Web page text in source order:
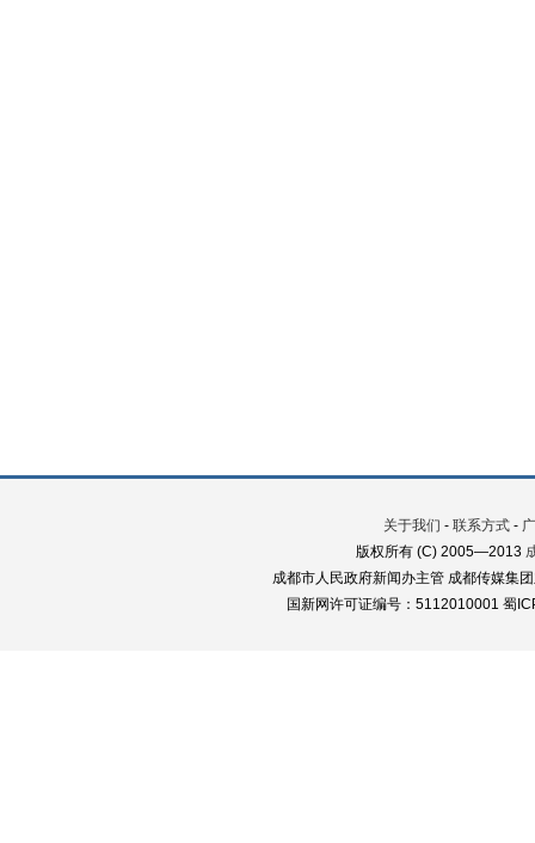
关于我们 - 联系方式 -
版权所有 (C) 2005—2013
成都市人民政府新闻办主管 成都传媒集
国新网许可证编号：5112010001 蜀